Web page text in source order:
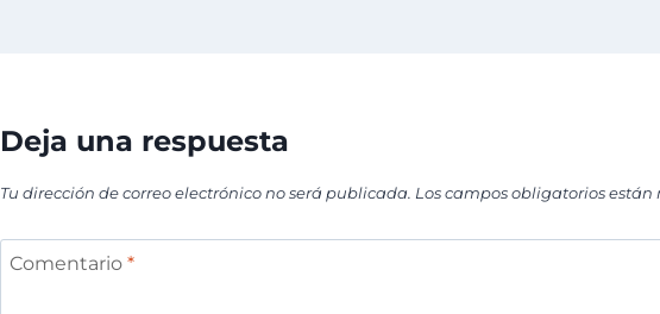
Deja una respuesta
Tu dirección de correo electrónico no será publicada. Los campos obligatorios están
Comentario *